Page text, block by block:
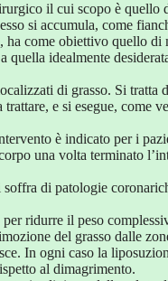
il cui scopo è quello
si accumula, come
ha come obiettivo quello
idealmente
di grasso. Si tratta
trattare, e si esegue,
è indicato per i
una volta terminato
di patologie
ridurre il peso
del grasso dalle
In ogni caso la
al dimagrimento.